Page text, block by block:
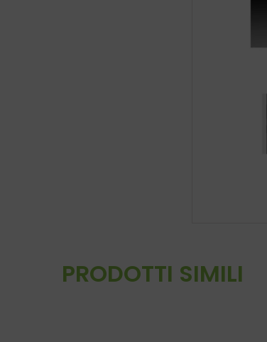
PRODOTTI SIMILI